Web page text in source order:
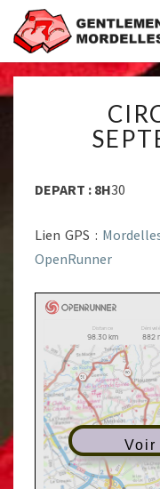
DEPART : 8H30
Lien GPS :
OpenRunner
Voir